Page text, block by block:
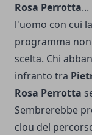
Rosa Perrotta
l'uomo con cui
programma
scelta. Chi
infranto tra
Rosa Perrotta
Sembrerebbe
clou del